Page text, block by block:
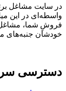
در سایت مشاغل
واسطه‌ای در این
فروشِ شما، مشاغل
خودشان جنبه‌های
دسترسی